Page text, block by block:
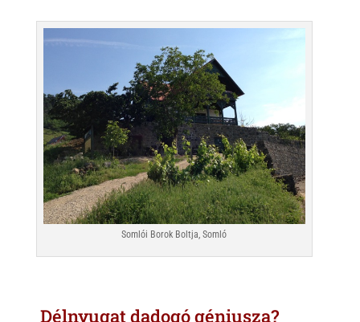
Somlói Borok Boltja, Somló
Délnyugat dadogó géniusza?